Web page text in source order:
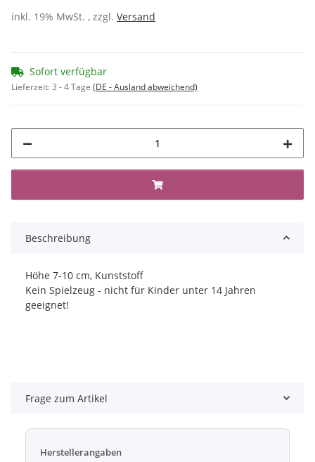
inkl. 19% MwSt. , zzgl. Versand
Sofort verfügbar
Lieferzeit:3 - 4 Tage (DE - Ausland abweichend)
Beschreibung
Höhe 7-10 cm, Kunststoff
Kein Spielzeug - nicht für Kinder unter 14 Jahren
geeignet!
Frage zum Artikel
Herstellerangaben